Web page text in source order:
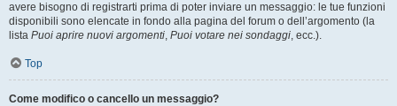
avere bisogno di registrarti prima di poter inviare un messaggio: le tue funzioni
disponibili sono elencate in fondo alla pagina del forum o dell’argomento (la
lista Puoi aprire nuovi argomenti, Puoi votare nei sondaggi, ecc.).
Top
Come modifico o cancello un messaggio?